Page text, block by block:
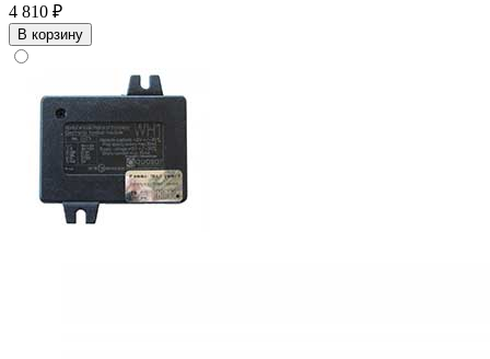
4 810 ₽
В корзину